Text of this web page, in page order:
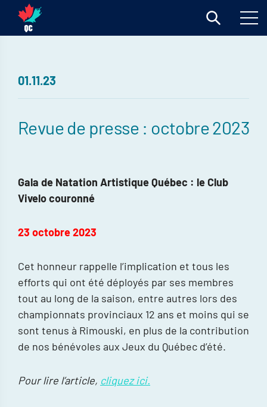
01.11.23
Revue de presse : octobre 2023
Gala de Natation Artistique Québec : le Club
Vivelo couronné
23 octobre 2023
Cet honneur rappelle l’implication et tous les
efforts qui ont été déployés par ses membres
tout au long de la saison, entre autres lors des
championnats provinciaux 12 ans et moins qui se
sont tenus à Rimouski, en plus de la contribution
de nos bénévoles aux Jeux du Québec d’été.
Pour lire l’article, cliquez ici.